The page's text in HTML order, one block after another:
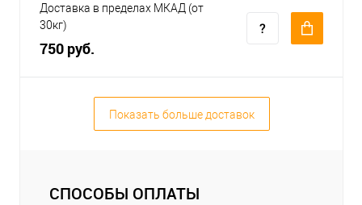
Доставка в пределах МКАД (от
30кг)
750 руб.
Показать больше доставок
СПОСОБЫ ОПЛАТЫ